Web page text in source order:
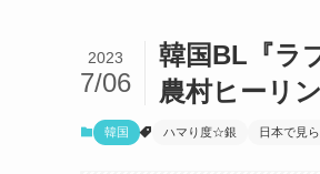
韓国BL『ラ
農村ヒーリ
2023
7/06
韓国 ハマり度☆銀 日本で見